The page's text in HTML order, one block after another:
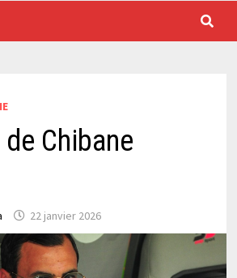
Chibane
22 janvier 2026